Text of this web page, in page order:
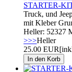
STARTER-
Truck, und
mit Kleber
Heller: 52327
>>>Heller
25.00 EUR